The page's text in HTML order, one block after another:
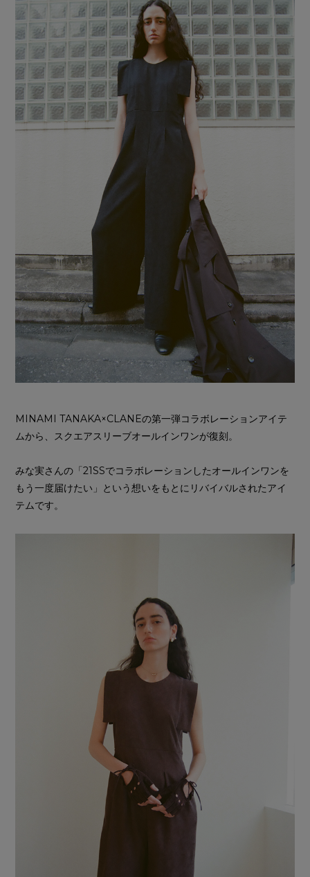
MINAMI TANAKA×CLANEの第一弾コラボレーションアイテ
ムから、スクエアスリーブオールインワンが復刻。
みな実さんの「21SSでコラボレーションしたオールインワンを
もう一度届けたい」という想いをもとにリバイバルされたアイ
テムです。